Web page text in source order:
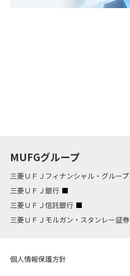
MUFGグループ
三菱ＵＦＪフィナンシャル・グループ
三菱ＵＦＪ銀行
三菱ＵＦＪ信託銀行
三菱ＵＦＪモルガン・スタンレー証券
個人情報保護方針